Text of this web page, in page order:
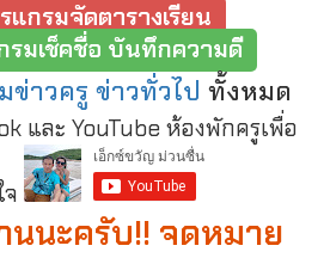
แกรมจัดตารางเรียน
รมเช็คชื่อ บันทึกความดี
ข่าวครู ข่าวทั่วไป ทั้งหมด
และ YouTube ห้องพักครูเพื่อ
นะครับ!! จดหมาย